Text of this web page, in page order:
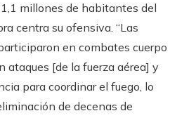
millones de habitantes del
centra su ofensiva. “Las
en combates cuerpo
ataques [de la fuerza aérea] y
para coordinar el fuego, lo
de decenas de